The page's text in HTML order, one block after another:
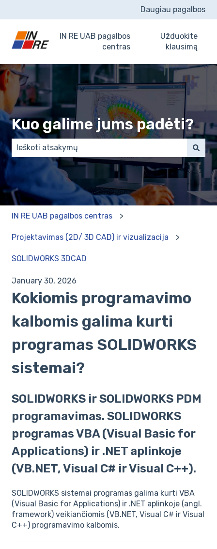
Daugiau pagalbos
IN RE UAB pagalbos
centras
Užduokite
klausimą
Kuo galime jums padėti?
There are no suggestions because the search field
IN RE UAB pagalbos centras
Projektavimas (2D/ 3D CAD) ir vizualizacija
SOLIDWORKS 3DCAD
January 30, 2026
Kokiomis programavimo
kalbomis galima kurti
programas SOLIDWORKS
sistemai?
SOLIDWORKS ir SOLIDWORKS PDM
programavimas. SOLIDWORKS
programas VBA (Visual Basic for
Applications) ir .NET aplinkoje
(VB.NET, Visual C# ir Visual C++).
SOLIDWORKS sistemai programas galima kurti VBA
(Visual Basic for Applications) ir .NET aplinkoje (angl.
framework) veikiančiomis (VB.NET, Visual C# ir Visual
C++) programavimo kalbomis.